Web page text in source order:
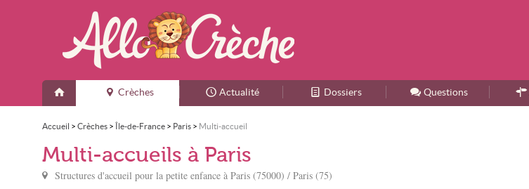
Accueil
Crèches Actualité Dossiers Questions
Accueil > Crèches > Île-de-France > Paris > Multi-accueil
Multi-accueils à Paris
Structures d'accueil pour la petite enfance à Paris (75000) / Paris (75)